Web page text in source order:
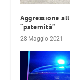
Aggressione
“paternità”
28 Maggio 2021